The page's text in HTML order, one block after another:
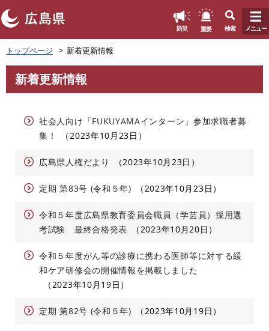
ペ
ー
ジ
先
防災 重要 検索 メニュー
トップページ 新着更新情報
文
新着更新情報
社会人向け「FUKUYAMAインターン」参加求職者募
集！
2023年10月23日
広島県人権だより 2023年10月23日
定期 第83号 (令和５年) 2023年10月23日
令和５年度広島県教育委員会職員（学芸員）採用選
考試験 最終合格発表
2023年10月20日
令和５年度がん等の診療に携わる医師等に対する緩
和ケア研修会の開催情報を掲載しました
2023年10月19日
定期 第82号 (令和５年) 2023年10月19日